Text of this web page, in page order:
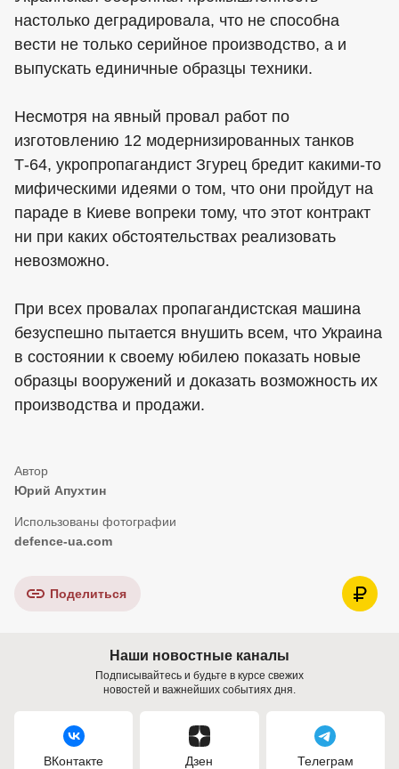
настолько деградировала, что не способна
вести не только серийное производство, а и
выпускать единичные образцы техники.
Несмотря на явный провал работ по
изготовлению 12 модернизированных танков
Т-64, укропропагандист Згурец бредит какими-то
мифическими идеями о том, что они пройдут на
параде в Киеве вопреки тому, что этот контракт
ни при каких обстоятельствах реализовать
невозможно.
При всех провалах пропагандистская машина
безуспешно пытается внушить всем, что Украина
в состоянии к своему юбилею показать новые
образцы вооружений и доказать возможность их
производства и продажи.
Юрий Апухтин
defence-ua.com
Поделиться
Наши новостные каналы
Подписывайтесь и будьте в курсе свежих
новостей и важнейших событиях дня.
ВКонтакте Дзен Телеграм